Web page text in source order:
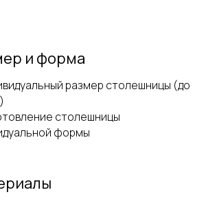
и форма
размер столешницы (до
столешницы
формы